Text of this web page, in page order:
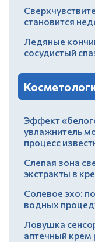
становится
Ледяные
сосудистый
Эффект
увлажнитель
процесс
Слепая зона
экстракты в
Солевое эхо:
водных
Ловушка
аптечный крем